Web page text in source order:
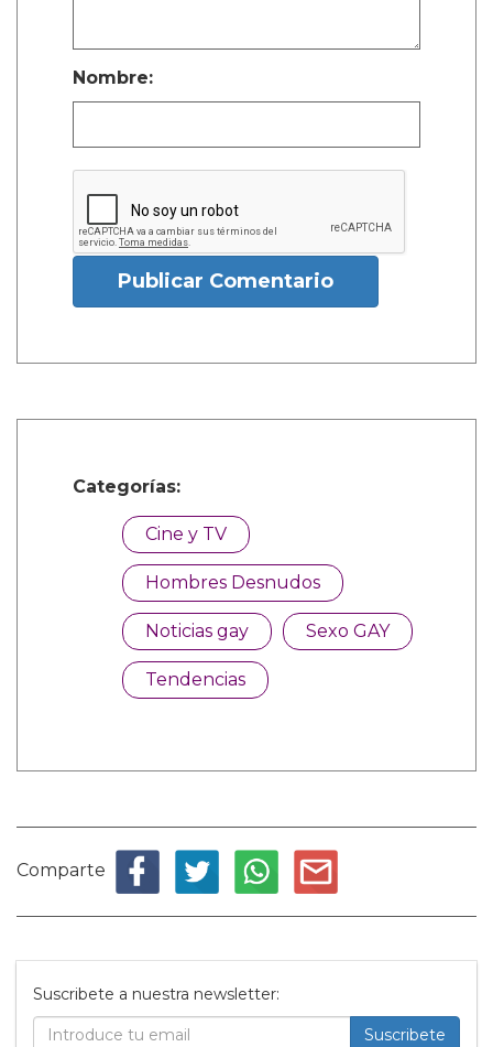
Nombre:
Publicar Comentario
Categorías:
Cine y TV
Hombres Desnudos
Noticias gay Sexo GAY
Tendencias
Comparte
Suscribete a nuestra newsletter:
Suscribete